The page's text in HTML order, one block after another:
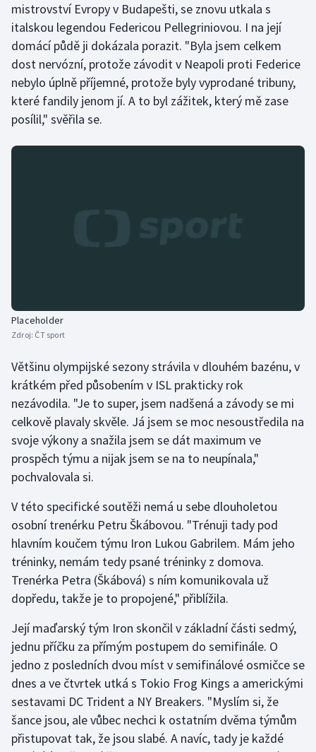
Motorsport
Olympijské hry
Parasport
Plavání
Sportovní střelba
Stolní tenis
Triatlon
Veslování
Vodní slalom
Ostatní
mistrovství Evropy v Budapešti, se znovu utkala s
italskou legendou Federicou Pellegriniovou. I na její
domácí půdě ji dokázala porazit. "Byla jsem celkem
dost nervózní, protože závodit v Neapoli proti Federice
nebylo úplně příjemné, protože byly vyprodané tribuny,
které fandily jenom jí. A to byl zážitek, který mě zase
posílil," svěřila se.
Placeholder
Zdroj: ČT sport
Většinu olympijské sezony strávila v dlouhém bazénu, v
krátkém před působením v ISL prakticky rok
nezávodila. "Je to super, jsem nadšená a závody se mi
celkově plavaly skvěle. Já jsem se moc nesoustředila na
svoje výkony a snažila jsem se dát maximum ve
prospěch týmu a nijak jsem se na to neupínala,"
pochvalovala si.
V této specifické soutěži nemá u sebe dlouholetou
osobní trenérku Petru Škábovou. "Trénuji tady pod
hlavním koučem týmu Iron Lukou Gabrilem. Mám jeho
tréninky, nemám tedy psané tréninky z domova.
Trenérka Petra (Škábová) s ním komunikovala už
dopředu, takže je to propojené," přiblížila.
Její maďarský tým Iron skončil v základní části sedmý,
jednu příčku za přímým postupem do semifinále. O
jedno z posledních dvou míst v semifinálové osmičce se
dnes a ve čtvrtek utká s Tokio Frog Kings a americkými
sestavami DC Trident a NY Breakers. "Myslím si, že
šance jsou, ale vůbec nechci k ostatním dvěma týmům
přistupovat tak, že jsou slabé. A navíc, tady je každé